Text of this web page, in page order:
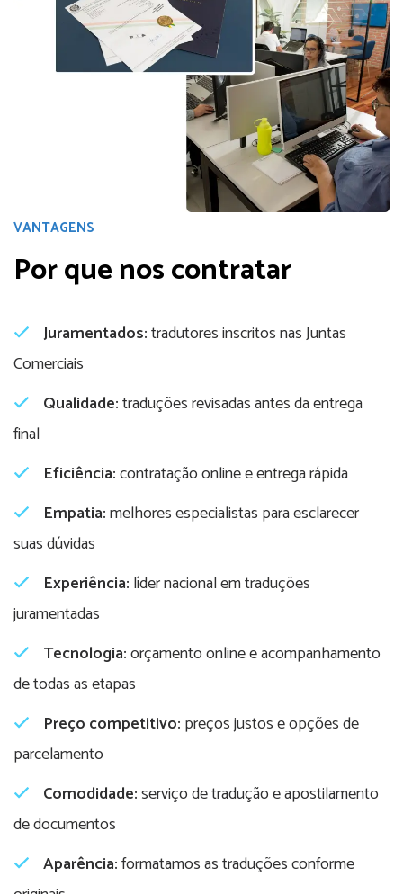
VANTAGENS
Por que nos contratar
Juramentados:tradutores inscritos nas Juntas
Comerciais
Qualidade:traduções revisadas antes da entrega
final
Eficiência:contratação online e entrega rápida
Empatia:melhores especialistas para esclarecer
suas dúvidas
Experiência: líder nacional em traduções
juramentadas
Tecnologia:orçamento online e acompanhamento
de todas as etapas
Preço competitivo: preços justos e opções de
parcelamento
Comodidade:serviço de tradução e apostilamento
de documentos
Aparência:formatamos as traduções conforme